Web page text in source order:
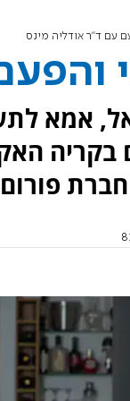
עם ד"ר אודליה מינס
אמא
בקריה
וחברת